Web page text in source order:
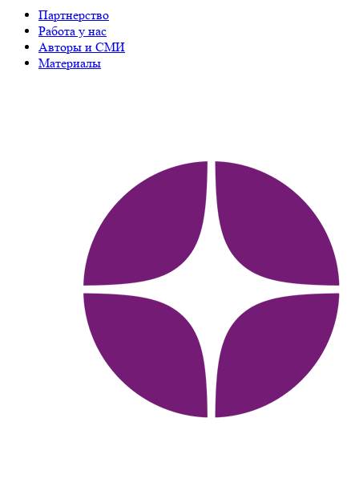
Партнерство
Работа у нас
Авторы и СМИ
Материалы